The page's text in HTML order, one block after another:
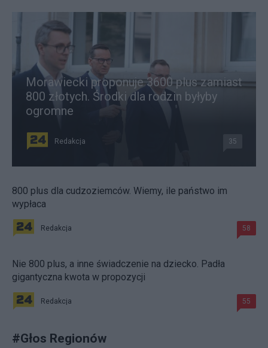
Morawiecki proponuje 3600 plus zamiast
800 złotych. Środki dla rodzin byłyby
ogromne
Redakcja 35
800 plus dla cudzoziemców. Wiemy, ile państwo im
wypłaca
Redakcja 58
Nie 800 plus, a inne świadczenie na dziecko. Padła
gigantyczna kwota w propozycji
Redakcja 55
#Głos Regionów